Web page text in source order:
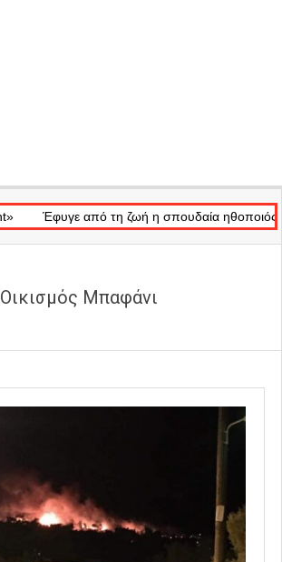
Έφυγε από τη ζωή η σπουδαία ηθοποιός Μάρω
Oικισμός Μπαφάνι